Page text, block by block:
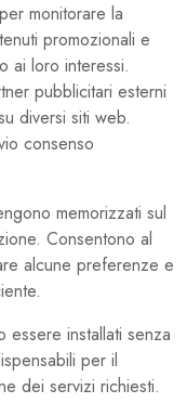
monitorare la
promozionali e
ai loro interessi.
pubblicitari esterni
diversi siti web.
consenso
memorizzati sul
Consentono al
alcune preferenze e
essere installati senza
per il
dei servizi richiesti.